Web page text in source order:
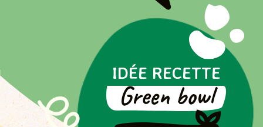
Peut contenir céleri, fruits à coque, moutarde.
0,87
IDÉE RECETTE
Green bowl